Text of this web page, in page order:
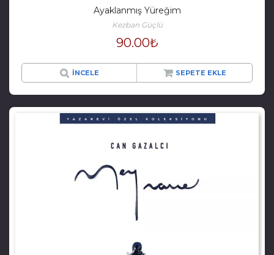
Ayaklanmış Yüreğim
Kezban Güçlü
90.00₺
İNCELE SEPETE EKLE